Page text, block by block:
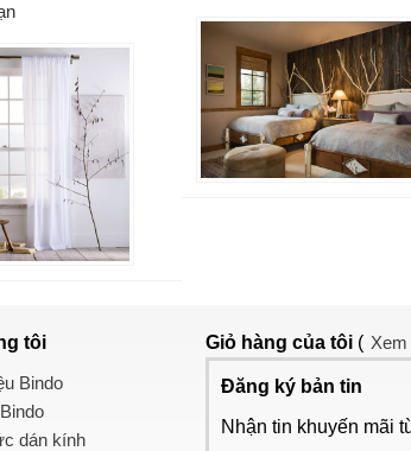
tôi
Bindo
dán kính
Giỏ hàng của tôi ( Xem
Đăng ký bản tin
Nhận tin khuyến mãi